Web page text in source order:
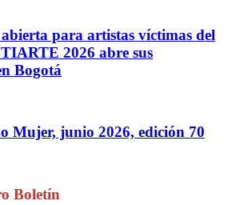
para artistas víctimas del
2026 abre sus
Bogotá
Mujer, junio 2026, edición 70
Boletín